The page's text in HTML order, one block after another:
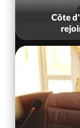
Côte